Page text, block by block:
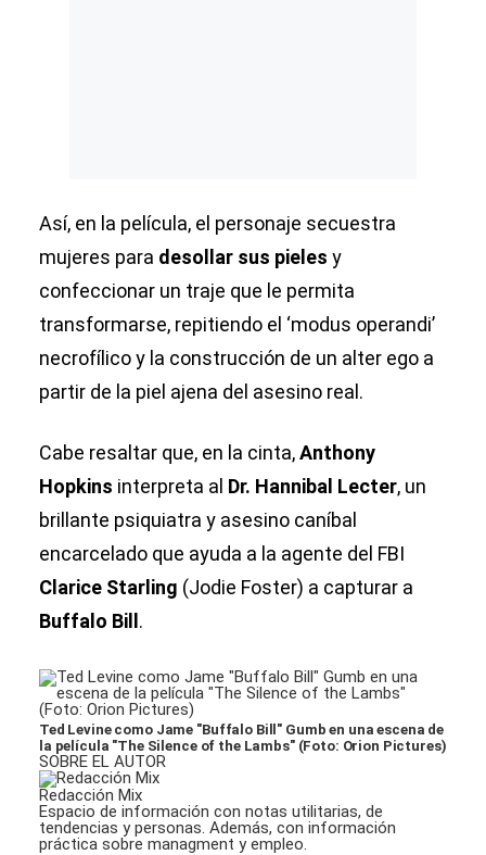
Así, en la película, el personaje secuestra
mujeres para desollar sus pieles y
confeccionar un traje que le permita
transformarse, repitiendo el ‘modus operandi’
necrofílico y la construcción de un alter ego a
partir de la piel ajena del asesino real.
Cabe resaltar que, en la cinta,Anthony
Hopkins interpreta al Dr. Hannibal Lecter, un
brillante psiquiatra y asesino caníbal
encarcelado que ayuda a la agente del FBI
Clarice Starling (Jodie Foster) a capturar a
Buffalo Bill.
Ted Levine como Jame "Buffalo Bill" Gumb en una escena de
la película "The Silence of the Lambs" (Foto: Orion Pictures)
SOBRE EL AUTOR
Redacción Mix
Espacio de información con notas utilitarias, de
tendencias y personas. Además, con información
práctica sobre managment y empleo.